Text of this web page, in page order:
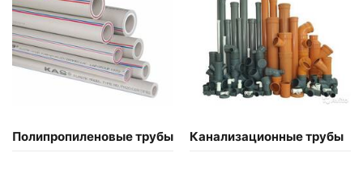
Полипропиленовые трубы Канализационные трубы